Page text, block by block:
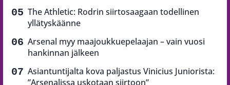
The Athletic: Rodrin siirtosaagaan todellinen
yllätyskäänne
Arsenal myy maajoukkuepelaajan – vain vuosi
hankinnan jälkeen
Asiantuntijalta kova paljastus Vinicius Juniorista:
”Arsenalissa uskotaan siirtoon”